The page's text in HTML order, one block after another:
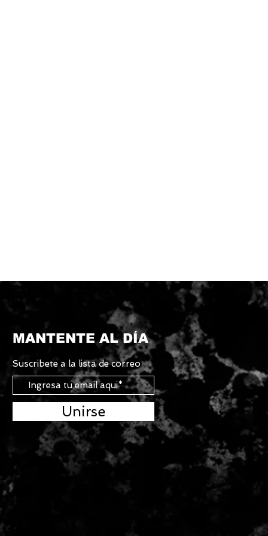
MANTENTE AL DÍA
Suscribete a la lista de correo
Unirse